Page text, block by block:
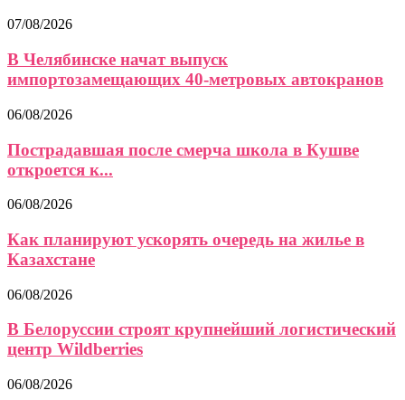
07/08/2026
В Челябинске начат выпуск
импортозамещающих 40-метровых автокранов
06/08/2026
Пострадавшая после смерча школа в Кушве
откроется к...
06/08/2026
Как планируют ускорять очередь на жилье в
Казахстане
06/08/2026
В Белоруссии строят крупнейший логистический
центр Wildberries
06/08/2026